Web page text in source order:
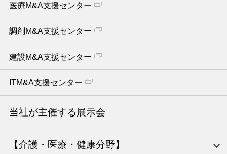
医療M&A支援センター
調剤M&A支援センター
建設M&A支援センター
ITM&A支援センター
当社が主催する展示会
【介護・医療・健康分野】